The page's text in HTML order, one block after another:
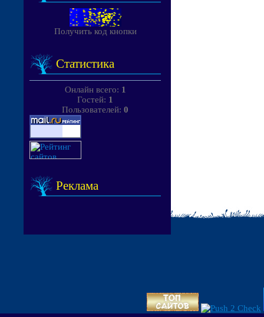
Получить код кнопки
Статистика
Онлайн всего: 1
Гостей: 1
Пользователей: 0
Реклама